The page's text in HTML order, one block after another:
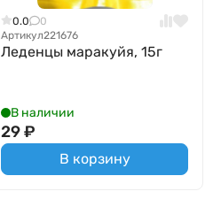
0.0
0
Артикул221676
Леденцы маракуйя, 15г
В наличии
29₽
В корзину